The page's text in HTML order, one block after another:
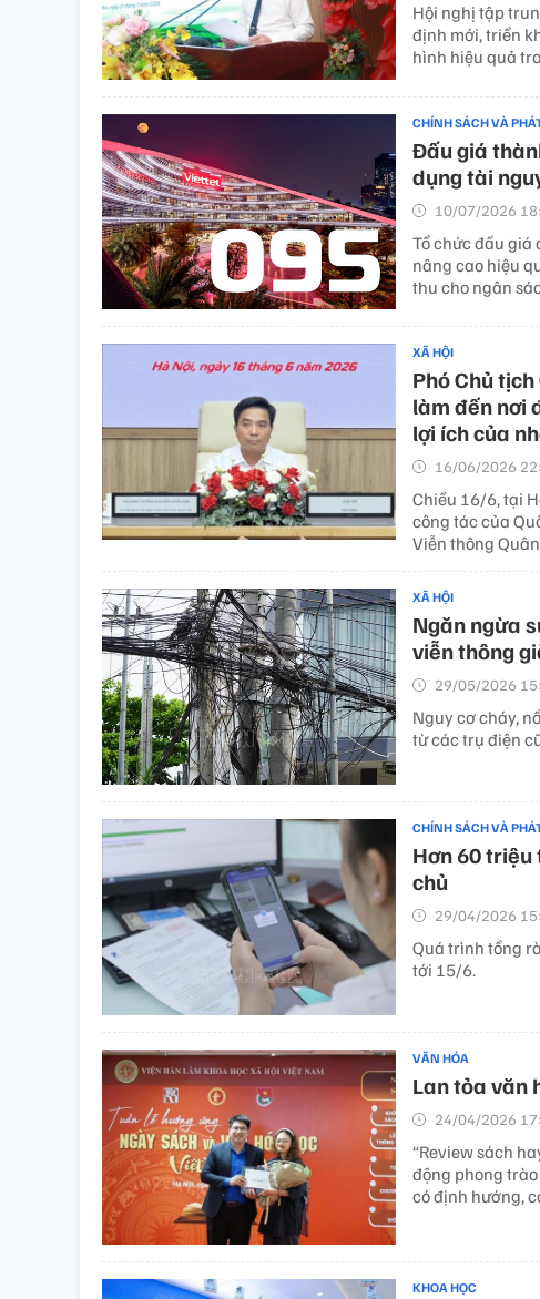
Hội nghị tập
định mới, triển
hình hiệu quả
CHÍNH SÁCH VÀ
Đấu giá
dụng tài
10/07/2026
Tổ chức đấu giá
nâng cao hiệu
thu cho ngân
XÃ HỘI
Phó Chủ
làm đến nơi
lợi ích của
16/06/2026
Chiều 16/6, tại
công tác của
Viễn thông
XÃ HỘI
Ngăn ngừa
viễn thông
29/05/2026
Nguy cơ cháy,
từ các trụ điện
CHÍNH SÁCH VÀ
Hơn 60
chủ
29/04/2026
Quá trình tổng
tới 15/6.
VĂN HÓA
Lan tỏa văn
24/04/2026
“Review sách
động phong
có định hướng,
KHOA HỌC